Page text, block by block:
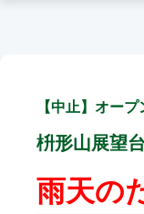
生田緑地について
園内のご案内
【中止】オー
枡形山展望
雨天の